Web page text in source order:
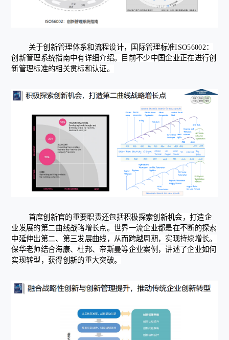
关于创新管理体系和流程设计，国际管理标准ISO56002：
创新管理系统指南中有详细介绍。目前不少中国企业正在进行创
新管理标准的相关贯标和认证。
首席创新官的重要职责还包括积极探索创新机会，打造企
业发展的第二曲线战略增长点。世界一流企业都是在不断的探索
中延伸出第二、第三发展曲线，从而跨越周期，实现持续增长。
保华老师结合海康、杜邦、帝斯曼等企业案例，讲述了企业如何
实现转型，获得创新的重大突破。